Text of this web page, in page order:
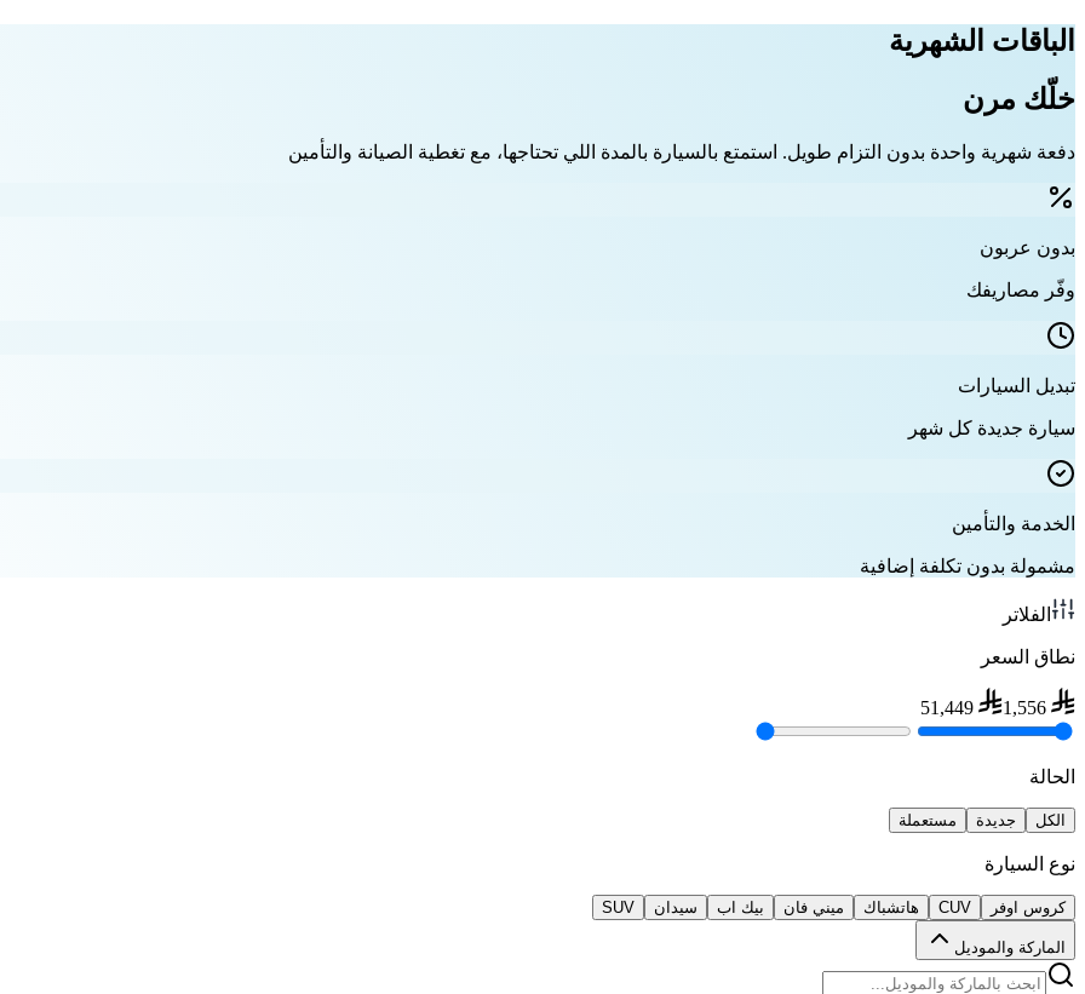
الباقات الشهرية
خلّك مرن
دفعة شهرية واحدة بدون التزام طويل. استمتع بالسيارة بالمدة اللي تحتاجها، مع تغطية الصيانة والتأمين
بدون عربون
وفّر مصاريفك
تبديل السيارات
سيارة جديدة كل شهر
الخدمة والتأمين
مشمولة بدون تكلفة إضافية
الفلاتر
نطاق السعر
1,556
51,449
الحالة
الكل جديدة مستعملة
نوع السيارة
كروس اوفر CUV هاتشباك ميني فان بيك اب سيدان SUV
الماركة والموديل